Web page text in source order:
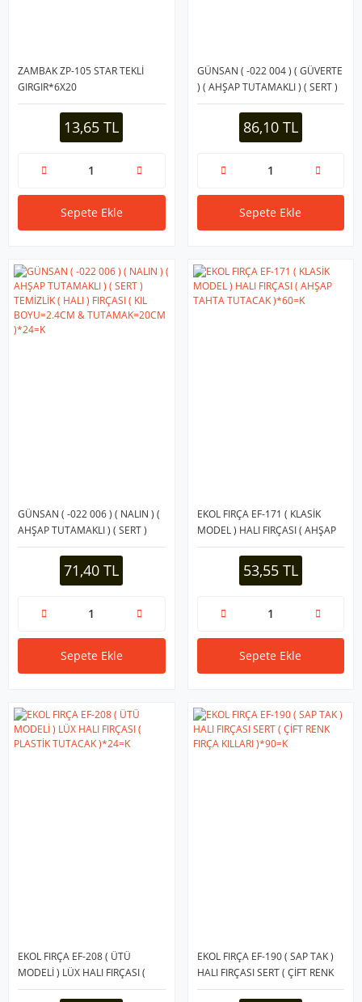
ZAMBAK ZP-105 STAR TEKLİ
GIRGIR*6X20
13,65 TL
Sepete Ekle
GÜNSAN ( -022 004 ) ( GÜVERTE
) ( AHŞAP TUTAMAKLI ) ( SERT )
TEMİZLİK ( HALI ) FIRÇASI ( KIL
BOYU=2.7CM &
TUTAMAK=26.5CM )*12=K
86,10 TL
Sepete Ekle
GÜNSAN ( -022 006 ) ( NALIN ) (
AHŞAP TUTAMAKLI ) ( SERT )
TEMİZLİK ( HALI ) FIRÇASI ( KIL
BOYU=2.4CM &
TUTAMAK=20CM )*24=K
71,40 TL
Sepete Ekle
EKOL FIRÇA EF-171 ( KLASİK
MODEL ) HALI FIRÇASI ( AHŞAP
TAHTA TUTACAK )*60=K
53,55 TL
Sepete Ekle
EKOL FIRÇA EF-208 ( ÜTÜ
MODELİ ) LÜX HALI FIRÇASI (
PLASTİK TUTACAK )*24=K
EKOL FIRÇA EF-190 ( SAP TAK )
HALI FIRÇASI SERT ( ÇİFT RENK
FIRÇA KILLARI )*90=K